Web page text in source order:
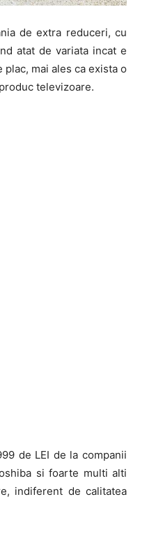
de extra reduceri, cu
atat de variata incat e
mai ales ca exista o
televizoare.
de LEI de la companii
si foarte multi alti
indiferent de calitatea